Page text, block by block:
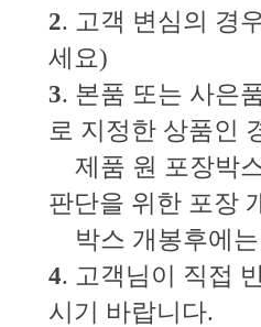
2. 고객 변심의 경
세요)
3. 본품 또는 사은
로 지정한 상품인
제품 원 포장박
판단을 위한 포장
박스 개봉후에는
4. 고객님이 직접
시기 바랍니다.